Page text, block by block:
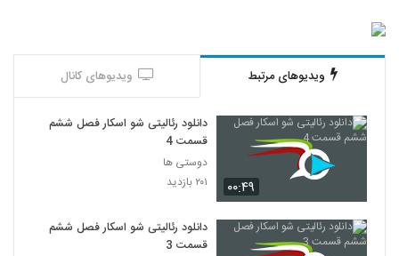
ویدیوهای مرتبط ویدیوهای کانال
۰۰:۴۹
دانلود رئالیتی شو اسکار فصل ششم
قسمت 4
دوستی ها
۲۰۱ بازدید
دانلود رئالیتی شو اسکار فصل ششم
قسمت 3